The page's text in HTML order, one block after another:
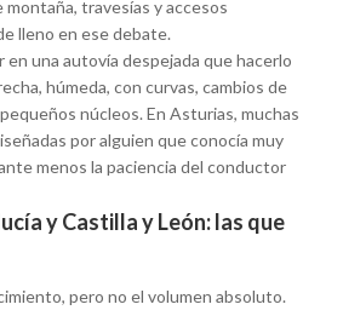
travesías y accesos
lleno en ese debate.
en una autovía despejada que hacerlo
húmeda, con curvas, cambios de
núcleos. En Asturias, muchas
por alguien que conocía muy
menos la paciencia del conductor
y Castilla y León: las que
pero no el volumen absoluto.